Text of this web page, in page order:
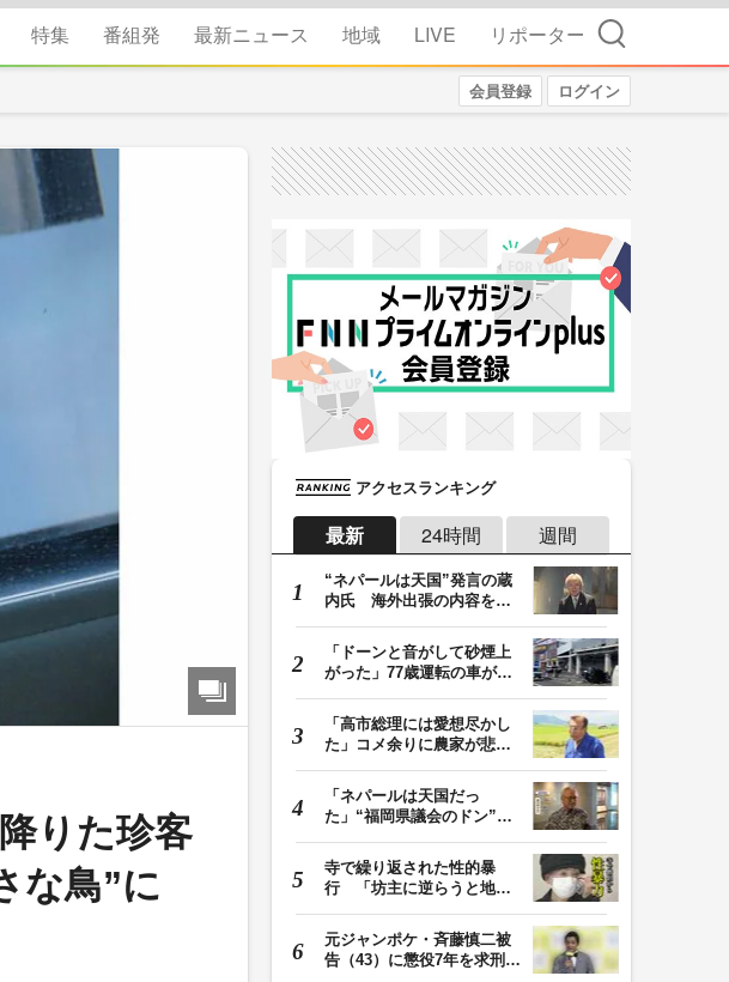
特集 番組発 最新ニュース 地域 LIVE リポーター 検索
会員登録 ログイン
りた珍客
な鳥”に
アクセスランキング
最新 24時間 週間
“ネパールは天国”発言の蔵
内氏 海外出張の内容を説
「ドーンと音がして砂煙上
がった」77歳運転の車が立
「高市総理には愛想尽かし
た」コメ余りに農家が悲
「ネパールは天国だっ
た」“福岡県議会のドン”蔵
寺で繰り返された性的暴
行 「坊主に逆らうと地獄
元ジャンポケ・斉藤慎二被
告（43）に懲役7年を求刑